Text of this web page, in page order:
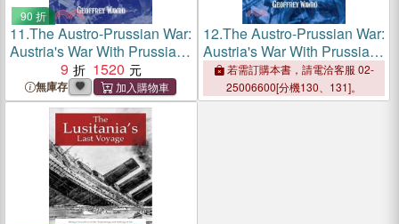
90 折
11.The Austro-Prussian War:
Austria's War With Prussia
and Italy in 1866
9 1520
無庫存
12.The Austro-Prussian War:
Austria's War With Prussia
and Italy in 1866
若需訂購本書，請電洽客服 02-
25006600[分機130、131]。